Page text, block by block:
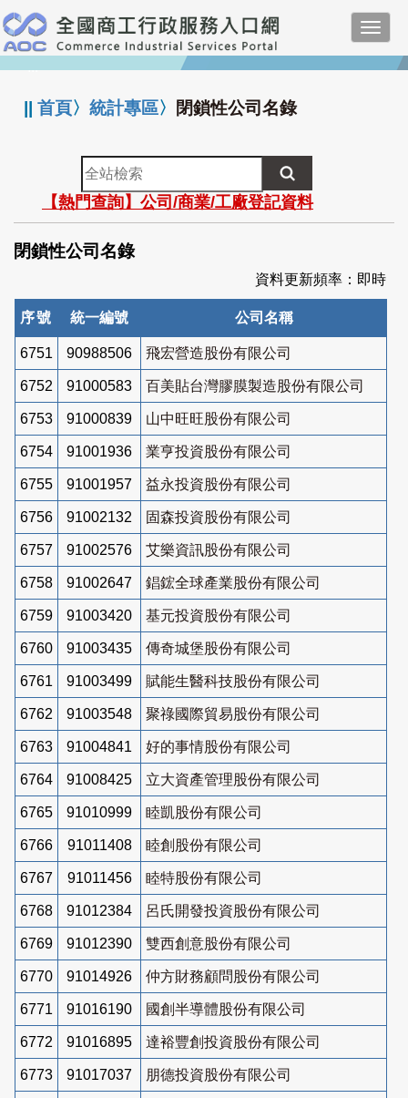
跳
到
主
要
:::
||首頁〉統計專區〉 閉鎖性公司名錄
全
站
檢
索
【熱門查詢】公司/商業/工廠登記資料
閉鎖性公司名錄
資料更新頻率：即時
序號 統一編號 公司名稱
6751 90988506 飛宏營造股份有限公司
6752 91000583 百美貼台灣膠膜製造股份有限公司
6753 91000839 山中旺旺股份有限公司
6754 91001936 業亨投資股份有限公司
6755 91001957 益永投資股份有限公司
6756 91002132 固森投資股份有限公司
6757 91002576 艾樂資訊股份有限公司
6758 91002647 錩鋐全球產業股份有限公司
6759 91003420 基元投資股份有限公司
6760 91003435 傳奇城堡股份有限公司
6761 91003499 賦能生醫科技股份有限公司
6762 91003548 聚祿國際貿易股份有限公司
6763 91004841 好的事情股份有限公司
6764 91008425 立大資產管理股份有限公司
6765 91010999 睦凱股份有限公司
6766 91011408 睦創股份有限公司
6767 91011456 睦特股份有限公司
6768 91012384 呂氏開發投資股份有限公司
6769 91012390 雙西創意股份有限公司
6770 91014926 仲方財務顧問股份有限公司
6771 91016190 國創半導體股份有限公司
6772 91016895 達裕豐創投資股份有限公司
6773 91017037 朋德投資股份有限公司